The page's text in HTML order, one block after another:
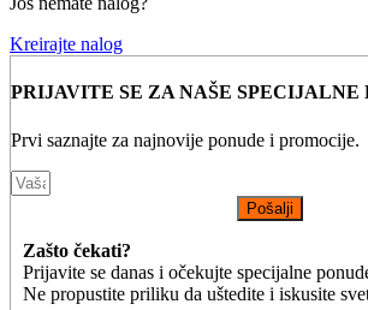
Kreirajte nalog
PRIJAVITE SE ZA NAŠE SPECIJALNE
Prvi saznajte za najnovije ponude i promocije.
Pošalji
Zašto čekati?
Prijavite se danas i očekujte specijalne
Ne propustite priliku da uštedite i iskusite